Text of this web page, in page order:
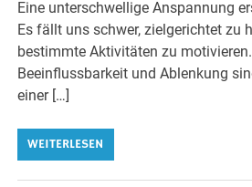
Eine unterschwellige Anspannung
Es fällt uns schwer, zielgerichtet zu
bestimmte Aktivitäten zu
Beeinflussbarkeit und Ablenkung
einer […]
WEITERLESEN